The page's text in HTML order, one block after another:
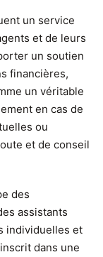
un service
et de leurs
un soutien
financières,
un véritable
en cas de
ou
et de conseil
des
assistants
individuelles et
dans une